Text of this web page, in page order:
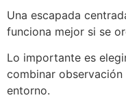
Una escapada
funciona mejor si se
Lo importante es
combinar
entorno.